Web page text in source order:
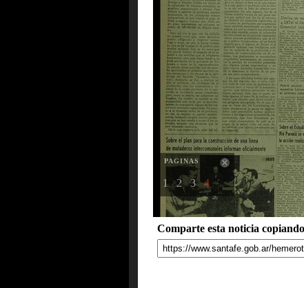
PAGINAS
1 2 3 4
Comparte esta noticia